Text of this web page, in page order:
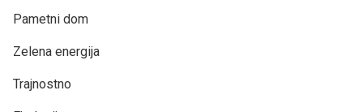
Pametni dom
Zelena energija
Trajnostno